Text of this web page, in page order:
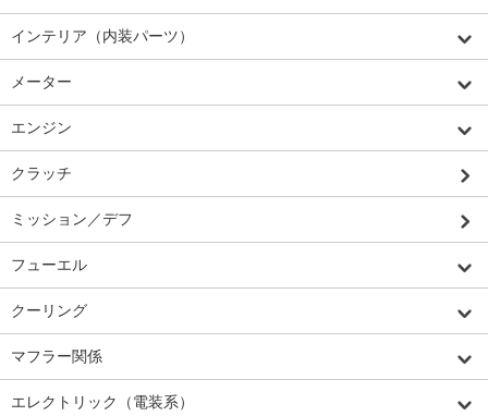
インテリア（内装パーツ）
メーター
エンジン
クラッチ
ミッション／デフ
フューエル
クーリング
マフラー関係
エレクトリック（電装系）